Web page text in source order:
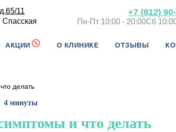
11
+7 (812)
Пн-Пт 10:00 - 20:00Сб
АКЦИИ О КЛИНИКЕ ОТЗЫВЫ
делать
4 минуты
и что делать